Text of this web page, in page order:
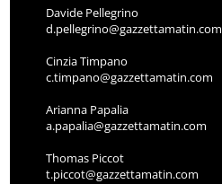
Davide Pellegrino
d.pellegrino@gazzettamatin.com
Cinzia Timpano
c.timpano@gazzettamatin.com
Arianna Papalia
a.papalia@gazzettamatin.com
Thomas Piccot
t.piccot@gazzettamatin.com